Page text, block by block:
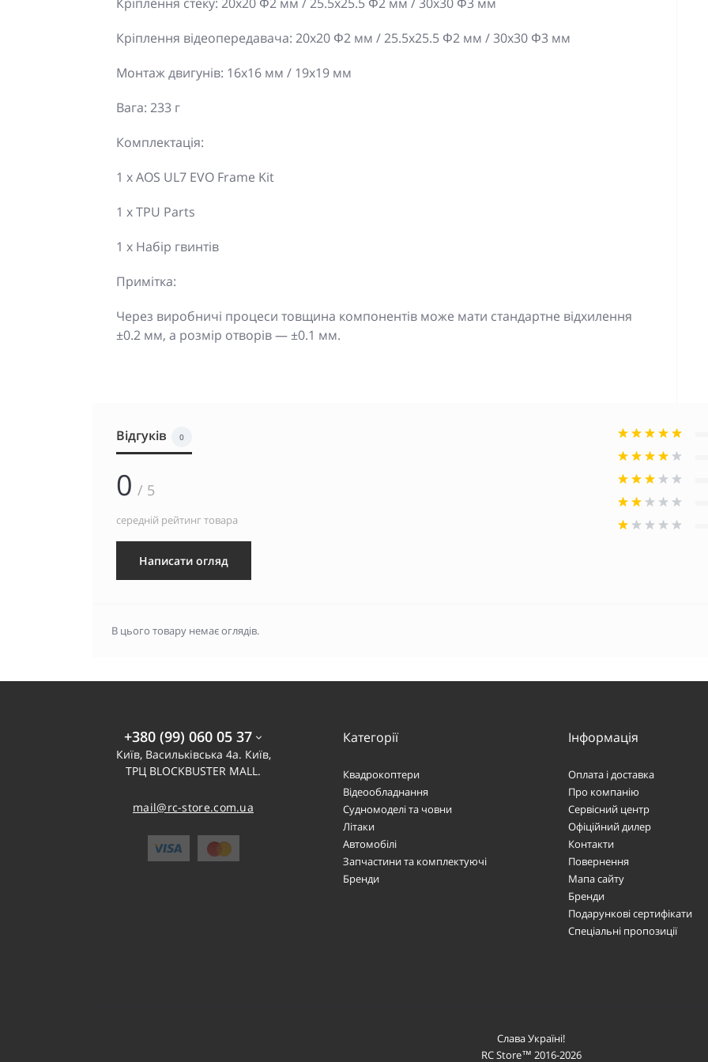
Кріплення відеопередавача: 20x20 Φ2 мм / 25.5x25.5 Φ2 мм / 30x30 Φ3 мм
Монтаж двигунів: 16x16 мм / 19x19 мм
Вага: 233 г
Комплектація:
1 x AOS UL7 EVO Frame Kit
1 x TPU Parts
1 x Набір гвинтів
Примітка:
Через виробничі процеси товщина компонентів може мати стандартне відхилення
±0.2 мм, а розмір отворів — ±0.1 мм.
Відгуків 0
0 / 5
середній рейтинг товара
Написати огляд
В цього товару немає оглядів.
+380 (99) 060 05 37
Київ, Васильківська 4а. Київ,
ТРЦ BLOCKBUSTER MALL.
mail@rc-store.com.ua
Категорії
Квадрокоптери
Відеообладнання
Судномоделі та човни
Літаки
Автомобілі
Запчастини та комплектуючі
Бренди
Інформація
Оплата і доставка
Про компанію
Сервісний центр
Офіційний дилер
Контакти
Повернення
Мапа сайту
Бренди
Подарункові сертифікати
Спеціальні пропозиції
Слава Україні!
RC Store™ 2016-2026